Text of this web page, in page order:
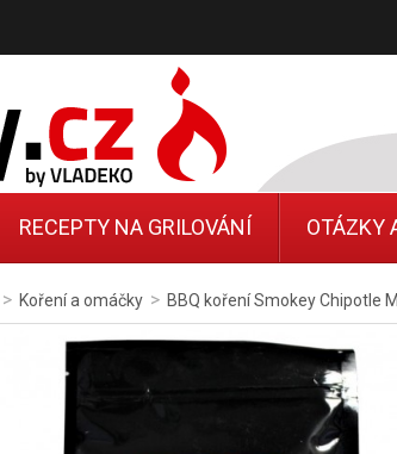
> Koření a omáčky > BBQ koření Smokey Chipotle
RECEPTY NA GRILOVÁNÍ OTÁZKY